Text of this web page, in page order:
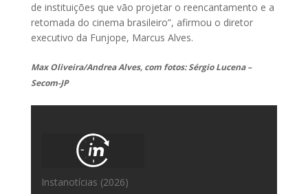
de instituições que vão projetar o reencantamento e a
retomada do cinema brasileiro”, afirmou o diretor
executivo da Funjope, Marcus Alves.
Max Oliveira/Andrea Alves, com fotos: Sérgio Lucena –
Secom-JP
Instanotícias (2026)